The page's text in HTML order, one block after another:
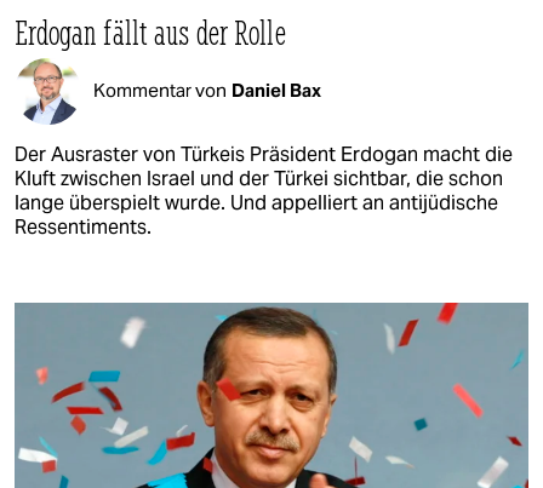
Erdogan fällt aus der Rolle
Kommentar von Daniel Bax
Der Ausraster von Türkeis Präsident Erdogan macht die
Kluft zwischen Israel und der Türkei sichtbar, die schon
lange überspielt wurde. Und appelliert an antijüdische
Ressentiments.